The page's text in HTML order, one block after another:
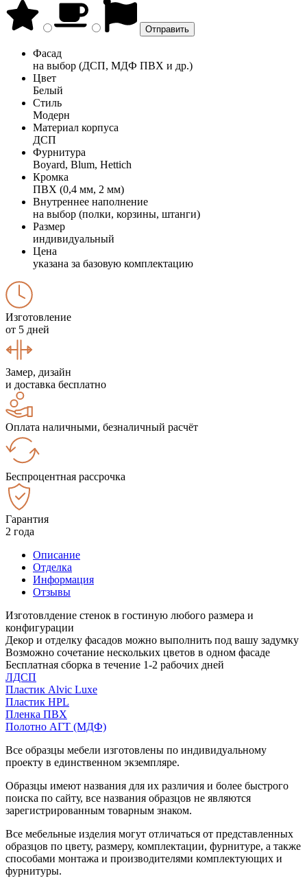
Фасад
на выбор (ДСП, МДФ ПВХ и др.)
Цвет
Белый
Стиль
Модерн
Материал корпуса
ДСП
Фурнитура
Boyard, Blum, Hettich
Кромка
ПВХ (0,4 мм, 2 мм)
Внутреннее наполнение
на выбор (полки, корзины, штанги)
Размер
индивидуальный
Цена
указана за базовую комплектацию
Изготовление
от 5 дней
Замер, дизайн
и доставка бесплатно
Оплата наличными, безналичный расчёт
Беспроцентная рассрочка
Гарантия
2 года
Описание
Отделка
Информация
Отзывы
Изготовлдение стенок в гостиную любого размера и
конфигурации
Декор и отделку фасадов можно выполнить под вашу задумку
Возможно сочетание нескольких цветов в одном фасаде
Бесплатная сборка в течение 1-2 рабочих дней
ЛДСП
Пластик Alvic Luxe
Пластик HPL
Пленка ПВХ
Полотно АГТ (МДФ)
Все образцы мебели изготовлены по индивидуальному
проекту в единственном экземпляре.
Образцы имеют названия для их различия и более быстрого
поиска по сайту, все названия образцов не являются
зарегистрированным товарным знаком.
Все мебельные изделия могут отличаться от представленных
образцов по цвету, размеру, комплектации, фурнитуре, а также
способами монтажа и производителями комплектующих и
фурнитуры.